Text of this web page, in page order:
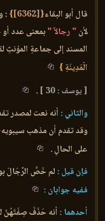
قال أبو البقاء{
[6362]
}
:
لأن " رجالاً "بمعنى عدد
المسند إلى جماعةِ المؤنثِ
الْمَدِينَةِ }
[ يوسف : 30 ]
.
والثاني : أنه نعت لمصدر
وقد تقدم أن مذهب سيبويه
على الحالِ .
فإن قيل : لم خَصَّ الرِّجَالَ
ففيه جوابان :
أحدهما :أنه حَذَفَ صِفَتَهُنّ